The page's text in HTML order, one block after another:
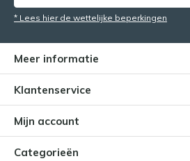
* Lees hier de wettelijke beperkingen
Meer informatie
Klantenservice
Mijn account
Categorieën